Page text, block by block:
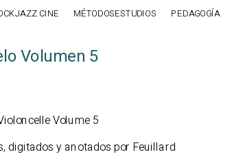
CINE MÉTODOSESTUDIOS PEDAGOGÍA
Volumen 5
Volume 5
digitados y anotados por Feuillard